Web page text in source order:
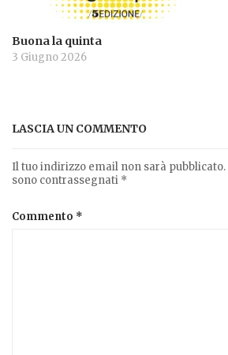
Buona la quinta
3 Giugno 2026
LASCIA UN COMMENTO
Il tuo indirizzo email non sarà pubblicato.
sono contrassegnati *
Commento *